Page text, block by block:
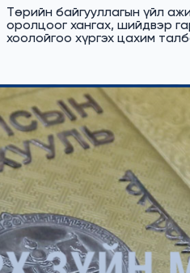
Төрийн байгууллагын үйл
оролцоог хангах, шийдвэр
хоолойгоо хүргэх цахим